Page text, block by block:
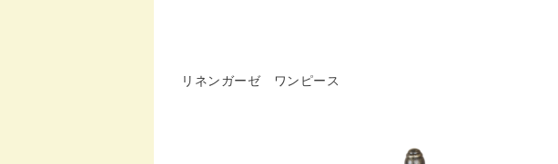
リネンガーゼ ワンピース